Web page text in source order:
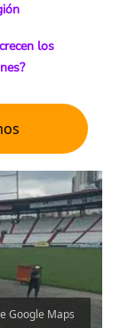
los
Google Maps